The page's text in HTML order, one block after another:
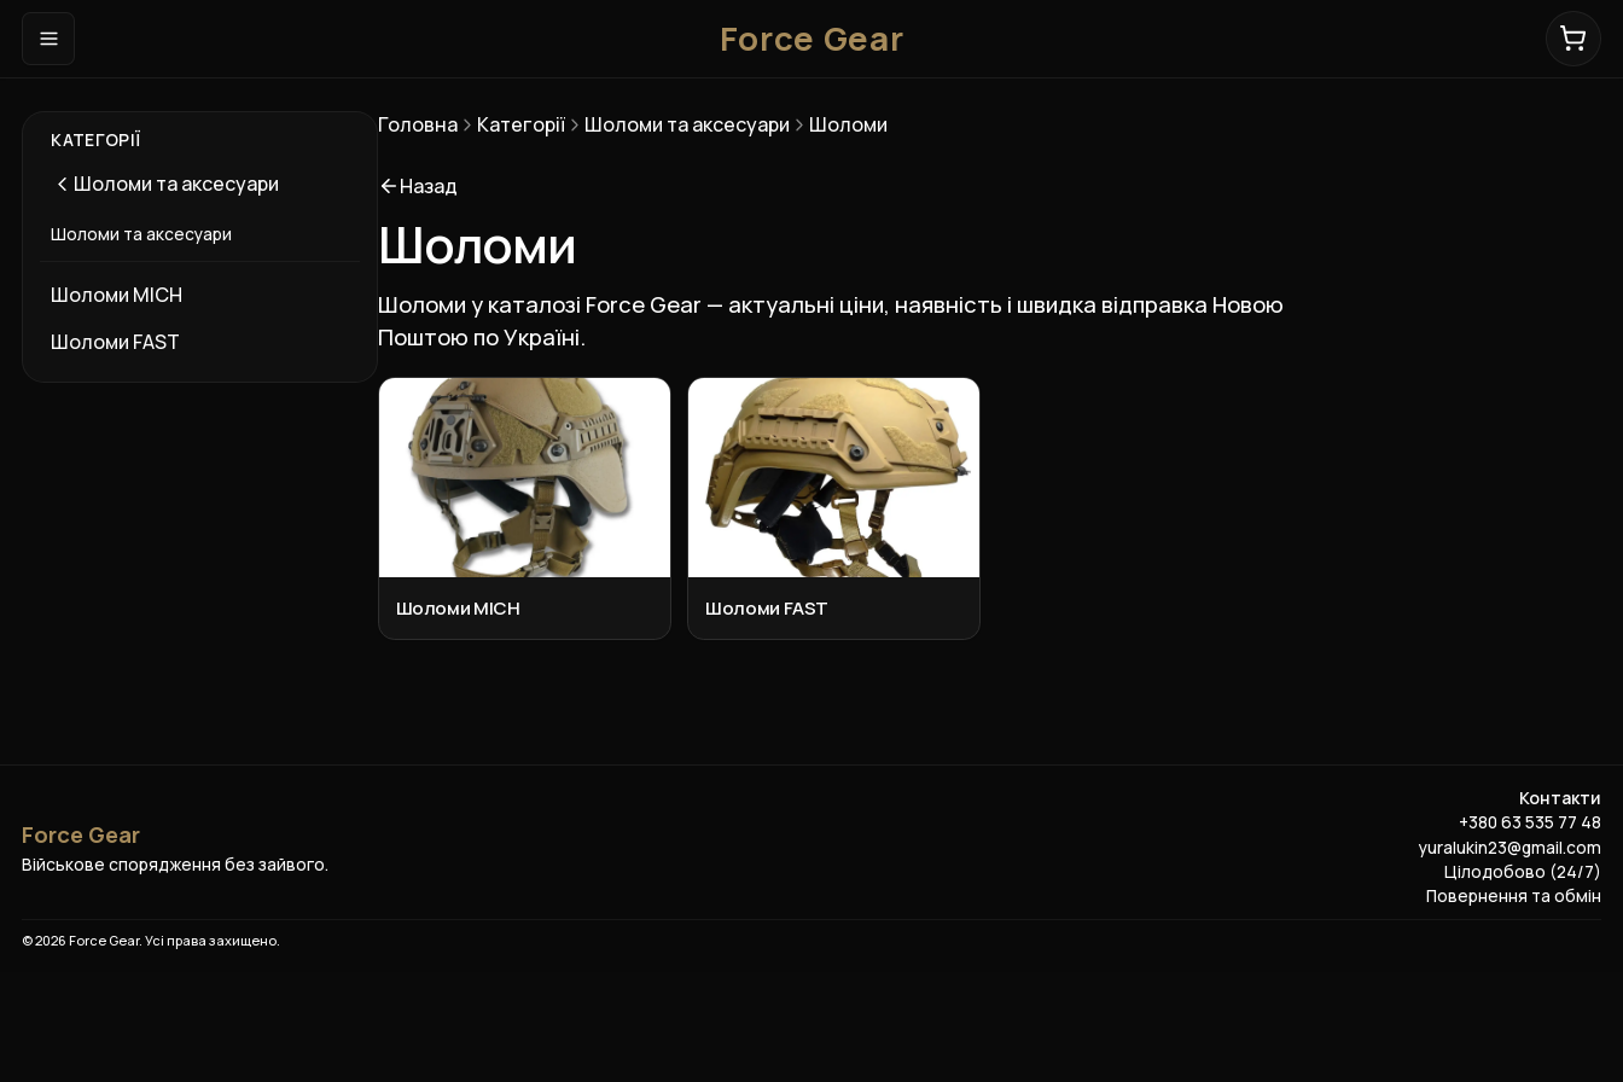
Force Gear
КАТЕГОРІЇ
Шоломи та аксесуари
Шоломи та аксесуари
Шоломи MICH
Шоломи FAST
Головна Категорії Шоломи та аксесуари Шоломи
Назад
Шоломи
Шоломи у каталозі Force Gear — актуальні ціни, наявність і швидка відправка Новою
Поштою по Україні.
Підкатегорії
Шоломи MICH Шоломи FAST
Force Gear
Військове спорядження без зайвого.
Контакти
+380 63 535 77 48
yuralukin23@gmail.com
Цілодобово (24/7)
Повернення та обмін
©2026 Force Gear. Усі права захищено.